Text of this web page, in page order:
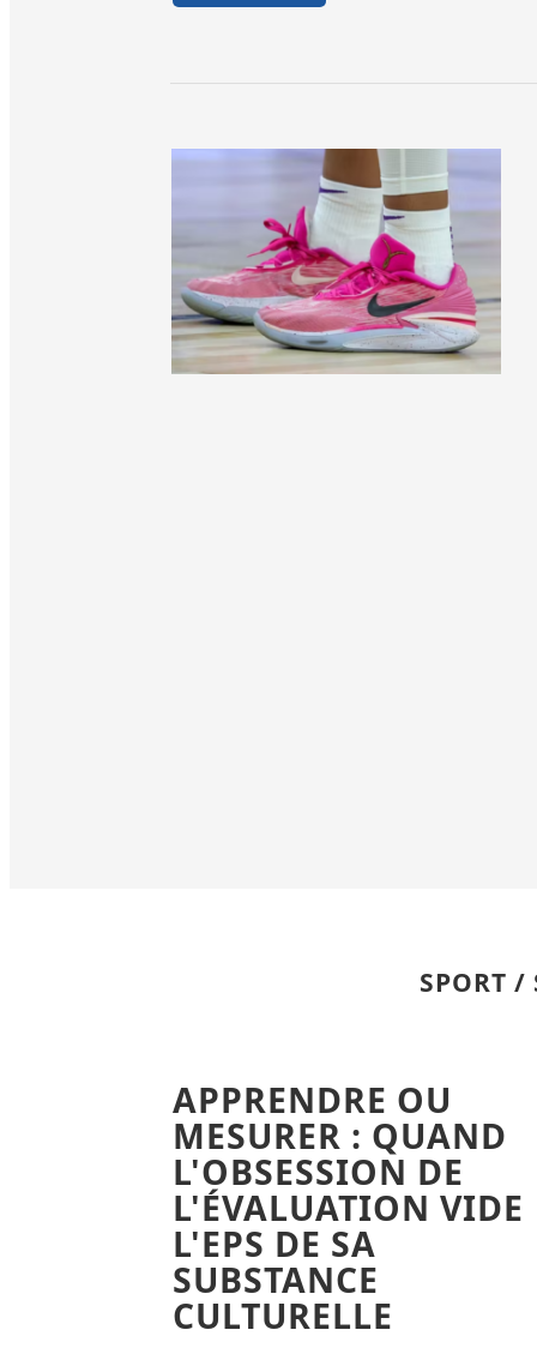
SPORT /
APPRENDRE OU
MESURER : QUAND
L'OBSESSION DE
L'ÉVALUATION VIDE
L'EPS DE SA
SUBSTANCE
CULTURELLE